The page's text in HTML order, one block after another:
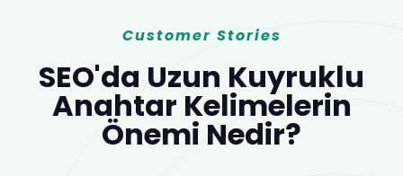
Customer Stories
SEO'da Uzun Kuyruklu
Anahtar Kelimelerin
Önemi Nedir?